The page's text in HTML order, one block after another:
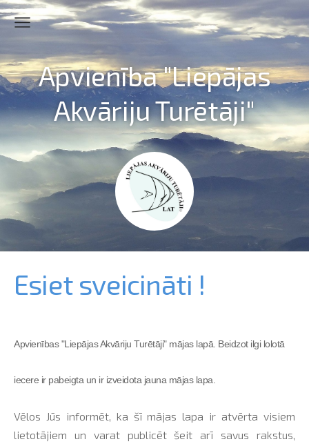
Apvienība "Liepājas
Akvāriju Turētāji"
Esiet sveicināti !
Apvienības "Liepājas Akvāriju Turētāji" mājas lapā. Beidzot ilgi lolotā
iecere ir pabeigta un ir izveidota jauna mājas lapa.
Vēlos Jūs informēt, ka šī mājas lapa ir atvērta visiem
lietotājiem un varat publicēt šeit arī savus rakstus,